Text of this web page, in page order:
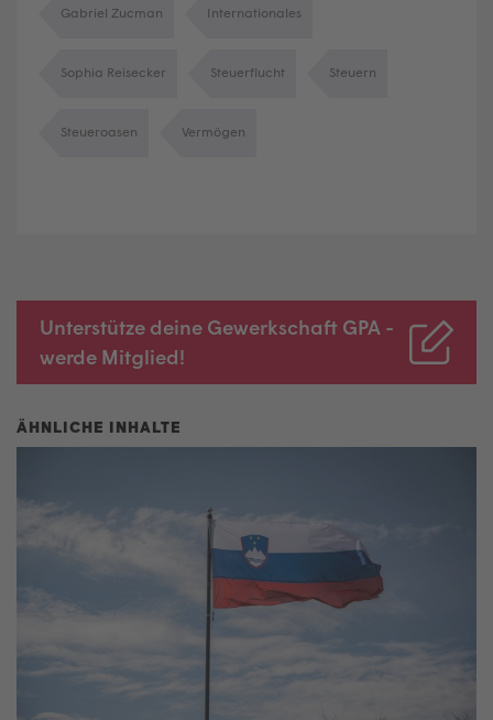
Gabriel Zucman Internationales
Sophia Reisecker Steuerflucht Steuern
Steueroasen Vermögen
Unterstütze deine Gewerkschaft GPA -
werde Mitglied!